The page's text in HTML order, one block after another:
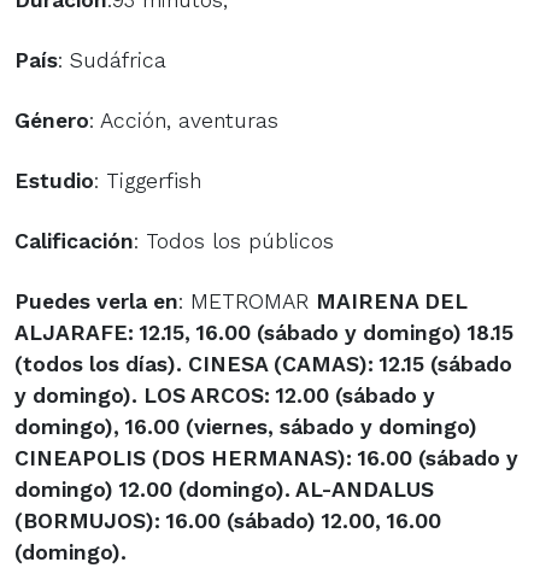
País: Sudáfrica
Género: Acción, aventuras
Estudio: Tiggerfish
Calificación: Todos los públicos
Puedes verla en: METROMAR MAIRENA DEL
ALJARAFE: 12.15, 16.00 (sábado y domingo) 18.15
(todos los días). CINESA (CAMAS): 12.15 (sábado
y domingo). LOS ARCOS: 12.00 (sábado y
domingo), 16.00 (viernes, sábado y domingo)
CINEAPOLIS (DOS HERMANAS): 16.00 (sábado y
domingo) 12.00 (domingo). AL-ANDALUS
(BORMUJOS): 16.00 (sábado) 12.00, 16.00
(domingo).